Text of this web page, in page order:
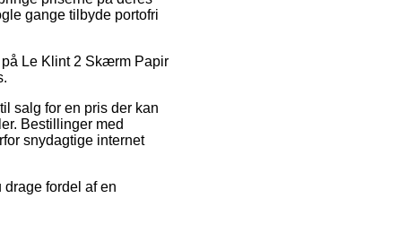
gange tilbyde portofri
Le Klint 2 Skærm Papir
salg for en pris der kan
Bestillinger med
snydagtige internet
fordel af en